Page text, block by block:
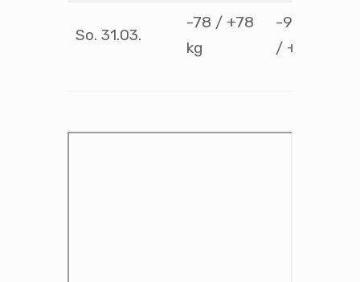
So. 31.03.
-78 / +78
kg
-90 / -100
/ +100 kg